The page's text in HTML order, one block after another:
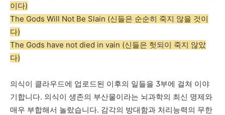
이다)
The Gods Will Not Be Slain (신들은 순순히 죽지 않을 것이
다)
The Gods have not died in vain (신들은 헛되이 죽지 않았
다)
의식이 클라우드에 업로드된 이후의 일들을 3부에 걸쳐 이야
기합니다. 의식이 생존의 부산물이라는 뇌과학의 최신 명제와
매우 부합해서 놀랐습니다. 감각의 방대함과 처리능력의 무한